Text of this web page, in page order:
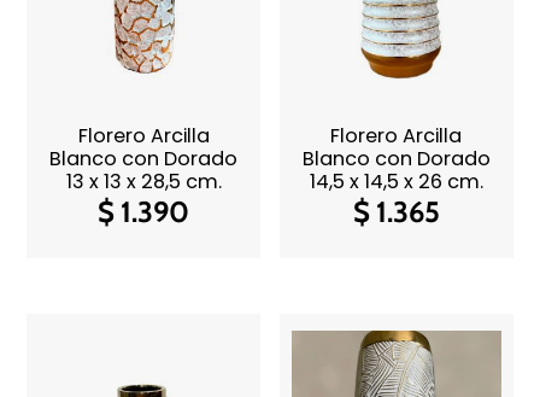
Florero Arcilla
Blanco con Dorado
13 x 13 x 28,5 cm.
$ 1.390
Florero Arcilla
Blanco con Dorado
14,5 x 14,5 x 26 cm.
$1.365